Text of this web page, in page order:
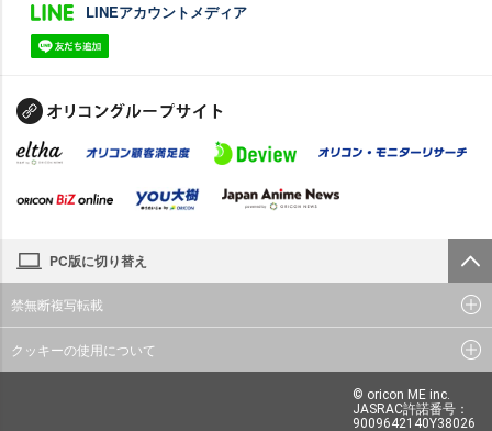
LINEアカウントメディア
PC版に切り替え
禁無断複写転載
クッキーの使用について
© oricon ME inc.
JASRAC許諾番号：
9009642140Y38026